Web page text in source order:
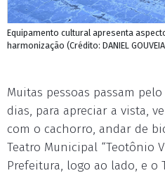
Equipamento cultural apresenta
harmonização (Crédito: DANIEL
Muitas pessoas passam
dias, para apreciar a vista,
com o cachorro, andar de
Teatro Municipal “Teotônio
Prefeitura, logo ao lado, e o